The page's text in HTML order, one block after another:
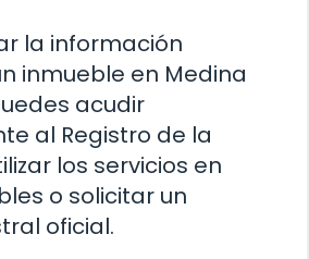
la información
inmueble en Medina
acudir
al Registro de la
los servicios en
o solicitar un
oficial.